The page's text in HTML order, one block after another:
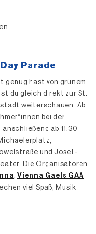
Parade
genug hast von grünem
du gleich direkt zur St.
weiterschauen. Ab
bei der
ab 11:30
und Josef-
Die Organisatoren
, Vienna Gaels GAA
viel Spaß, Musik